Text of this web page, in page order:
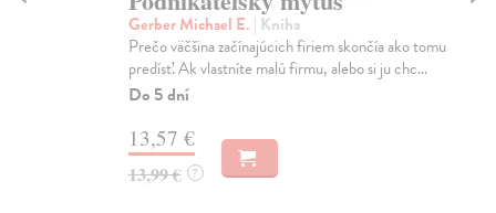
Gerber Michael E.| Kniha
Prečo väčšina začínajúcich firiem skončía ako tomu
predísť. Ak vlastníte malú firmu, alebo si ju chc...
13,57 €
?